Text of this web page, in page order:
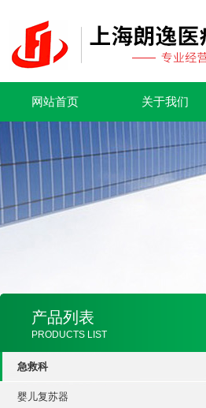
网站首页 关于我们
产品列表
PRODUCTS LIST
急救科
婴儿复苏器